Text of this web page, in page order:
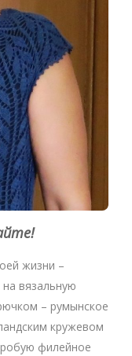
жизни –
вязальную
– румынское
кружевом
филейное